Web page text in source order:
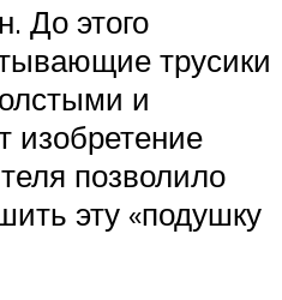
До этого
трусики
и
изобретение
позволило
эту «подушку